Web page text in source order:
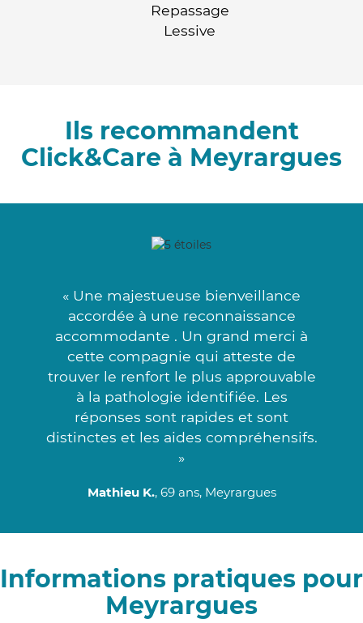
Repassage
Lessive
Ils recommandent
Click&Care à Meyrargues
« Une majestueuse bienveillance
accordée à une reconnaissance
accommodante . Un grand merci à
cette compagnie qui atteste de
trouver le renfort le plus approuvable
à la pathologie identifiée. Les
réponses sont rapides et sont
distinctes et les aides compréhensifs.
»
Mathieu K., 69 ans, Meyrargues
Informations pratiques pour
Meyrargues